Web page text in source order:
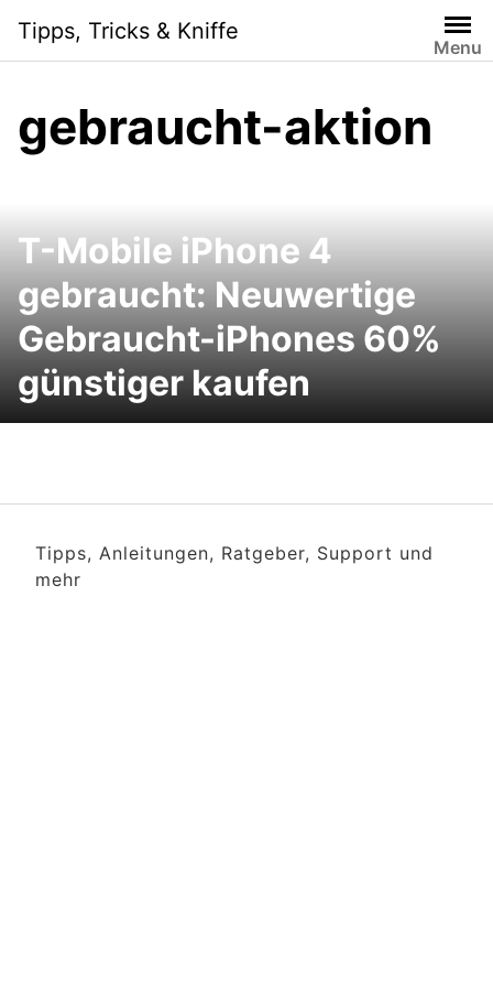
content
Tipps, Tricks & Kniffe
Menu
gebraucht-aktion
T-Mobile iPhone 4
gebraucht: Neuwertige
Gebraucht-iPhones 60%
günstiger kaufen
Tipps, Anleitungen, Ratgeber, Support und
mehr